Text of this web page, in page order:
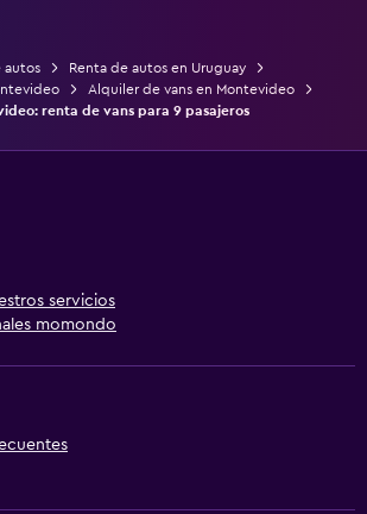
autos
Renta de autos en Uruguay
Alquiler de vans en Montevideo
renta de vans para 9 pasajeros
servicios
momondo